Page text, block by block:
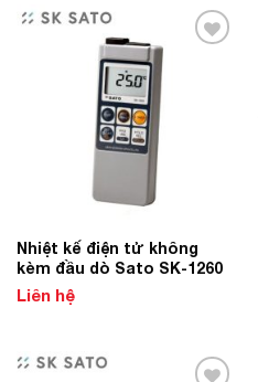
Nhiệt kế điện tử không
kèm đầu dò Sato SK-1260
Liên hệ